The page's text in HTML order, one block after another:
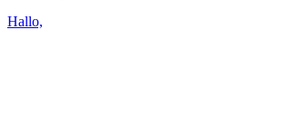
Hallo,